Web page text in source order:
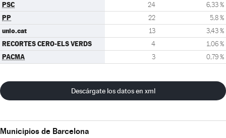
PSC 24 6,33 %
PP 22 5,8 %
unio.cat 13 3,43 %
RECORTES CERO-ELS VERDS 4 1,06 %
PACMA 3 0,79 %
Descárgate los datos en xml
Municipios de Barcelona